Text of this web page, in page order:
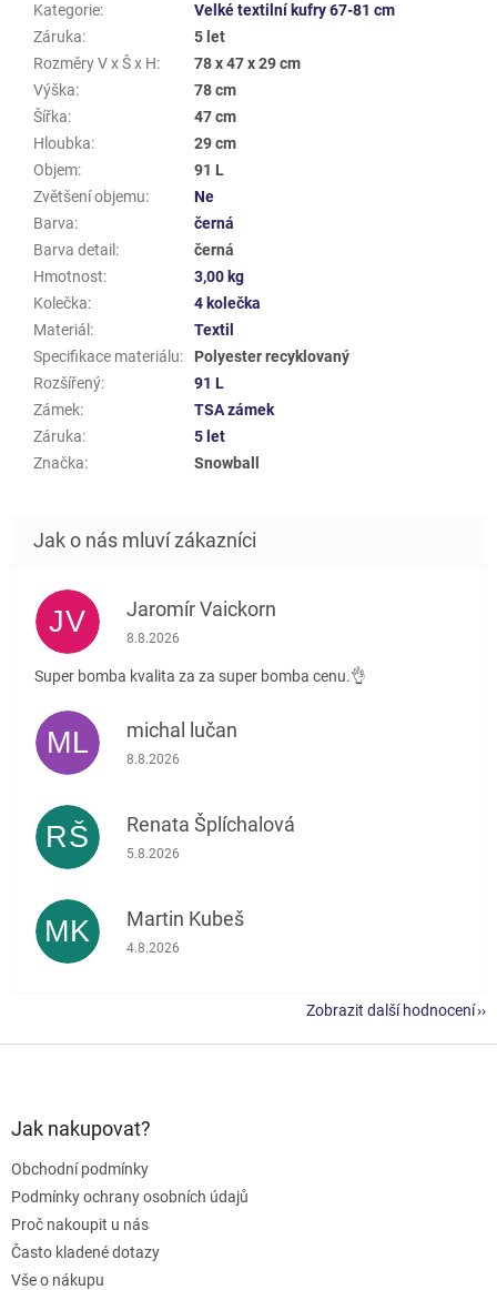
Kategorie:
Velké textilní kufry 67-81 cm
Záruka:
5 let
Rozměry V x Š x H:
78 x 47 x 29 cm
Výška:
78 cm
Šířka:
47 cm
Hloubka:
29 cm
Objem:
91 L
Zvětšení objemu:
Ne
Barva:
černá
Barva detail :
černá
Hmotnost:
3,00 kg
Kolečka:
4 kolečka
Materiál :
Textil
Specifikace materiálu:
Polyester recyklovaný
Rozšířený:
91 L
Zámek:
TSA zámek
Záruka:
5 let
Značka: Snowball
JV Jaromír Vaickorn
Hodnocení obchodu je 5 z 5 hvězdiček.
8.8.2026
Super bomba kvalita za za super bomba cenu.👌
ML michal lučan
Hodnocení obchodu je 5 z 5 hvězdiček.
8.8.2026
RŠ Renata Šplíchalová
Hodnocení obchodu je 5 z 5 hvězdiček.
5.8.2026
MK Martin Kubeš
Hodnocení obchodu je 5 z 5 hvězdiček.
4.8.2026
Zobrazit další hodnocení
Jak nakupovat?
Obchodní podmínky
Podmínky ochrany osobních údajů
Proč nakoupit u nás
Často kladené dotazy
Vše o nákupu